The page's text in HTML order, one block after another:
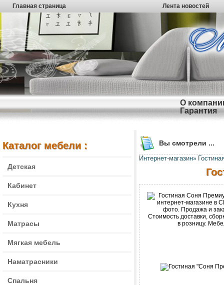
Главная страница Лента новостей
О
Гарантия
Каталог мебели :
Детская
Кабинет
Кухня
Матрасы
Мягкая мебель
Наматрасники
Спальня
Вы смотрели ...
Интернет-магазин»